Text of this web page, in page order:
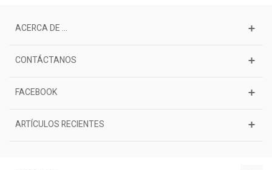
ACERCA DE ...
CONTÁCTANOS
FACEBOOK
ARTÍCULOS RECIENTES